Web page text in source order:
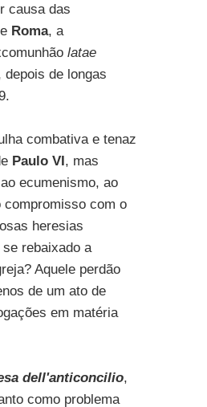
causa das
Roma, a
latae
depois de longas
combativa e tenaz
Paulo VI, mas
ecumenismo, ao
com o
heresias
rebaixado a
Aquele perdão
de um ato de
em matéria
dell'anticoncilio,
como problema